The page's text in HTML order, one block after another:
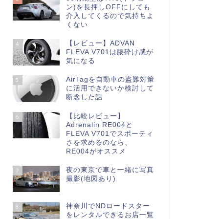
ン)を長押しOFFにしても
介入してくるので気持ちよ
くない
4
【レビュー】ADVAN
FLEVA V701は腰砕け感が
気になる
5
AirTagを自動車の盗難対策
に活用できないか検討して
断念した話
6
【比較レビュー】
Adrenalin RE004と
FLEVA V701でスポーティ
さを求めるのなら、
RE004がオススメ
7
夜の東京で車と一緒に写真
撮影(地図あり)
8
神奈川でNDロードスター
をレンタルできるお店一覧